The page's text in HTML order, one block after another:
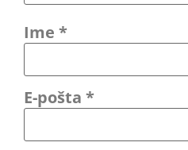
Ime *
E-pošta *